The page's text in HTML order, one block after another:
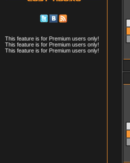
This feature is for Premium users only!
This feature is for Premium users only!
This feature is for Premium users only!